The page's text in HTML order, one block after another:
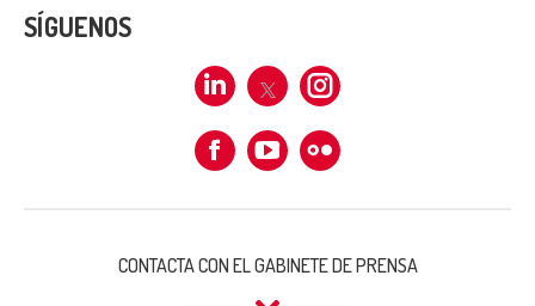
SÍGUENOS
Linkedin
X Instagram
FacebookFlickr
CONTACTA CON EL GABINETE DE PRENSA